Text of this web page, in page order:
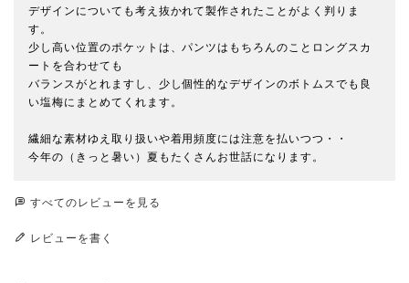
デザインについても考え抜かれて製作されたことがよく判りま
す。
少し高い位置のポケットは、パンツはもちろんのことロングスカ
ートを合わせても
バランスがとれますし、少し個性的なデザインのボトムスでも良
い塩梅にまとめてくれます。
繊細な素材ゆえ取り扱いや着用頻度には注意を払いつつ・・
すべてのレビューを見る
レビューを書く